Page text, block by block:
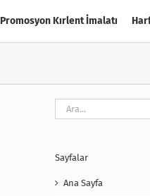
Promosyon Kırlent İmalatı
Ara:
Sayfalar
Ana Sayfa